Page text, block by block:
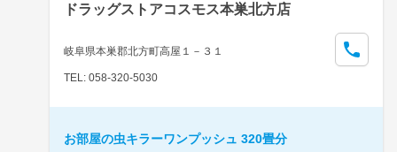
ドラッグストアコスモス本巣北方店
岐阜県本巣郡北方町高屋１－３１
TEL: 058-320-5030
お部屋の虫キラーワンプッシュ 320畳分